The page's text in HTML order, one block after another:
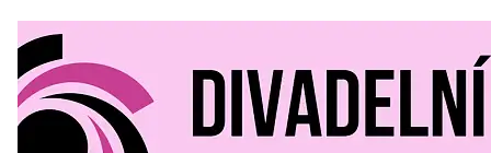
Divadelní Mlýn 30. 07. 2026
Kultura a volný čas
Divadelní mlýn. 15. až 18. října KD